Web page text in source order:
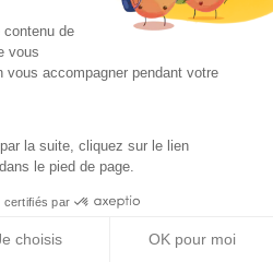
contenu de
vous
vous accompagner pendant votre
la suite, cliquez sur le lien
le pied de page.
certifiés par
choisis OK pour moi
Concepteur
Appartement
le-Hauts